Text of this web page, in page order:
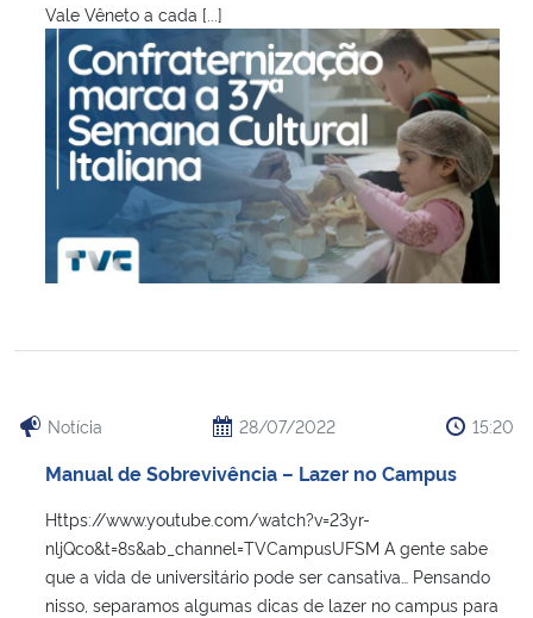
Vale Vêneto a cada [...]
Notícia 28/07/2022 15:20
Manual de Sobrevivência – Lazer no Campus
Https://www.youtube.com/watch?v=23yr-
nljQco&t=8s&ab_channel=TVCampusUFSM A gente sabe
que a vida de universitário pode ser cansativa… Pensando
nisso, separamos algumas dicas de lazer no campus para